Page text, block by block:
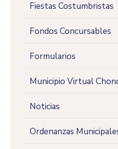
Fiestas Costumbristas
Fondos Concursables
Formularios
Municipio Virtual
Noticias
Ordenanzas